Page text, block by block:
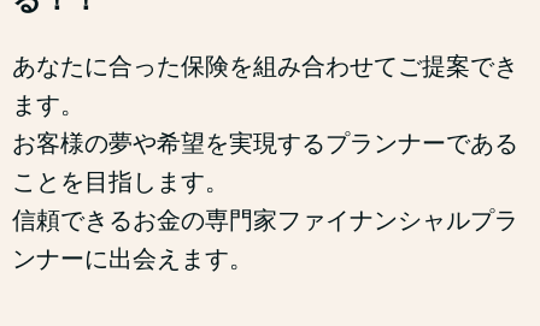
あなたに合った保険を組み合わせてご提案でき
ます。
お客様の夢や希望を実現するプランナーである
ことを目指します。
信頼できるお金の専門家ファイナンシャルプラ
ンナーに出会えます。